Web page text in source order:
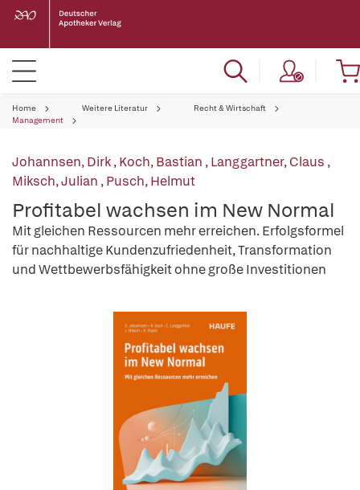
Home Weitere Literatur
Recht & Wirtschaft
Management
Johannsen, Dirk,Koch, Bastian ,Langgartner, Claus ,
Miksch, Julian ,Pusch, Helmut
Profitabel wachsen im New Normal
Mit gleichen Ressourcen mehr erreichen. Erfolgsformel
für nachhaltige Kundenzufriedenheit, Transformation
und Wettbewerbsfähigkeit ohne große Investitionen